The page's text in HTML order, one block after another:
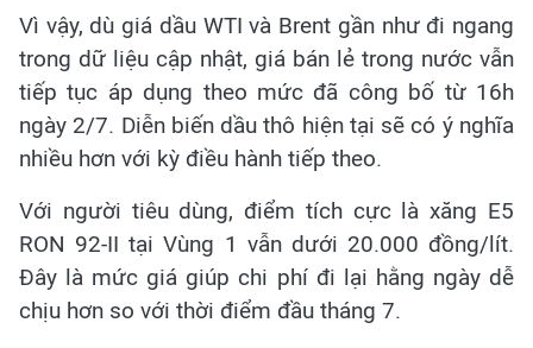
Vì vậy, dù giá dầu WTI và Brent gần như đi ngang
trong dữ liệu cập nhật, giá bán lẻ trong nước vẫn
tiếp tục áp dụng theo mức đã công bố từ 16h
ngày 2/7. Diễn biến dầu thô hiện tại sẽ có ý nghĩa
nhiều hơn với kỳ điều hành tiếp theo.
Với người tiêu dùng, điểm tích cực là xăng E5
RON 92-II tại Vùng 1 vẫn dưới 20.000 đồng/lít.
Đây là mức giá giúp chi phí đi lại hằng ngày dễ
chịu hơn so với thời điểm đầu tháng 7.